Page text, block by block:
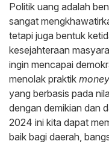
Politik uang adalah
sangat
tetapi juga bentuk
kesejahteraan
ingin mencapai
menolak praktik
yang berbasis pada
dengan demikian dan
2024 ini kita dapat
baik bagi daerah,